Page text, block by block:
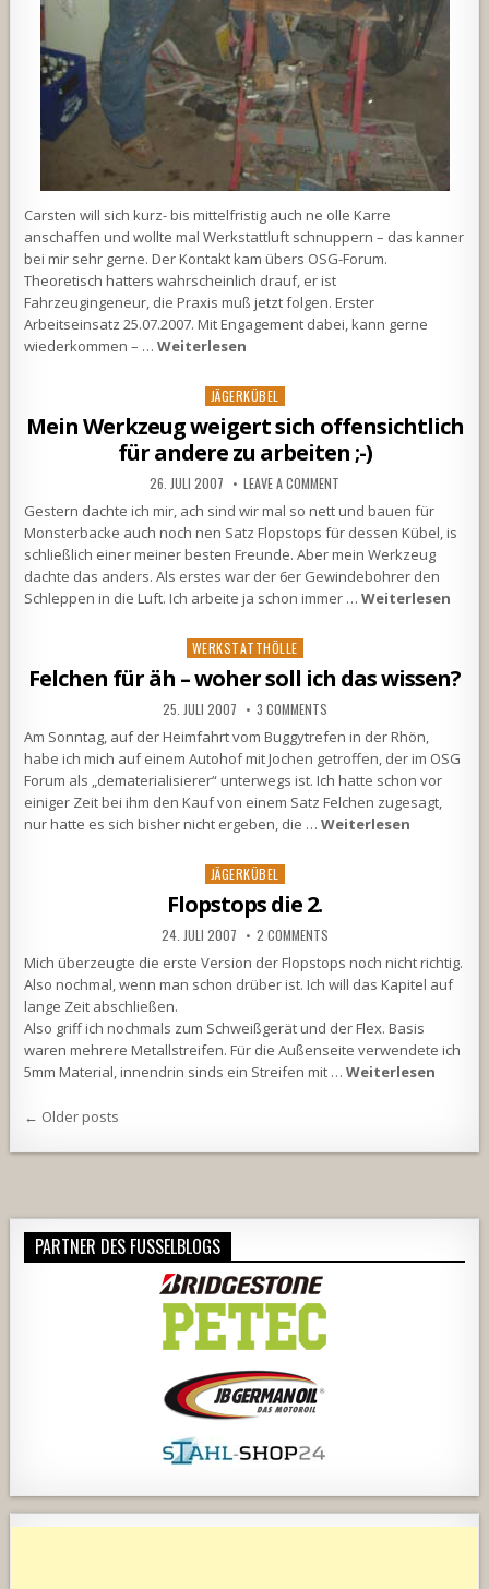
Carsten will sich kurz- bis mittelfristig auch ne olle Karre
anschaffen und wollte mal Werkstattluft schnuppern – das kanner
bei mir sehr gerne. Der Kontakt kam übers OSG-Forum.
Theoretisch hatters wahrscheinlich drauf, er ist
Fahrzeugingeneur, die Praxis muß jetzt folgen. Erster
Arbeitseinsatz 25.07.2007. Mit Engagement dabei, kann gerne
wiederkommen – …Weiterlesen
Posted
JÄGERKÜBEL
Mein Werkzeug weigert sich offensichtlich
für andere zu arbeiten ;-)
26. JULI 2007 LEAVE A COMMENT
Gestern dachte ich mir, ach sind wir mal so nett und bauen für
Monsterbacke auch noch nen Satz Flopstops für dessen Kübel, is
schließlich einer meiner besten Freunde. Aber mein Werkzeug
dachte das anders. Als erstes war der 6er Gewindebohrer den
Schleppen in die Luft. Ich arbeite ja schon immer …Weiterlesen
Posted
WERKSTATTHÖLLE
Felchen für äh – woher soll ich das wissen?
25. JULI 2007 3 COMMENTS
Am Sonntag, auf der Heimfahrt vom Buggytrefen in der Rhön,
habe ich mich auf einem Autohof mit Jochen getroffen, der im OSG
Forum als „dematerialisierer“ unterwegs ist. Ich hatte schon vor
einiger Zeit bei ihm den Kauf von einem Satz Felchen zugesagt,
nur hatte es sich bisher nicht ergeben, die …Weiterlesen
Posted
JÄGERKÜBEL
Flopstops die 2.
24. JULI 2007 2 COMMENTS
Mich überzeugte die erste Version der Flopstops noch nicht richtig.
Also nochmal, wenn man schon drüber ist. Ich will das Kapitel auf
lange Zeit abschließen.
Also griff ich nochmals zum Schweißgerät und der Flex. Basis
waren mehrere Metallstreifen. Für die Außenseite verwendete ich
5mm Material, innendrin sinds ein Streifen mit …Weiterlesen
Beitragsnavigation
← Older posts
PARTNER DES FUSSELBLOGS